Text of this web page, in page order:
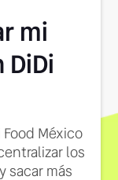
mi
México
los
sacar más